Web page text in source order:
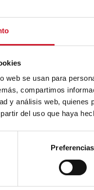
web se usan para
compartimos
y análisis web, quienes
del uso que haya
Preferencias
con tu red y
¡Conecta con tus